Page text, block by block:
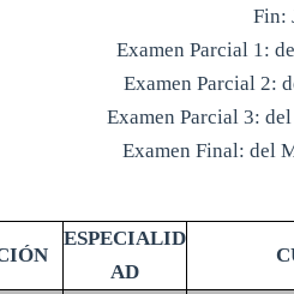
Fin:
Examen Parcial 1:
Examen Parcial 2:
Examen Parcial 3:
Examen Final: del
ESPECIALID
AD